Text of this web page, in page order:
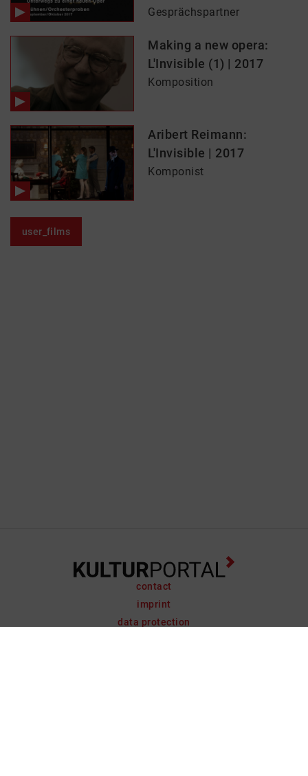
Gesprächspartner
Making a new opera:
L'Invisible (1) | 2017
Komposition
Aribert Reimann:
L'Invisible | 2017
Komponist
user_films
contact
imprint
data protection